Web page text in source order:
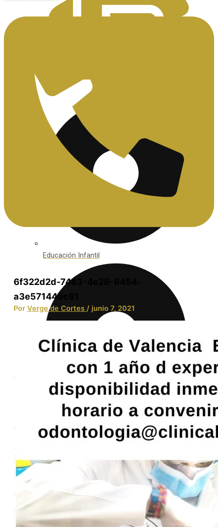
Educación Infantil
Integración Social
6f322d2d-7483-4e28-8454-
a3e57144dc81
Por Verge de Cortes / junio 7, 2021